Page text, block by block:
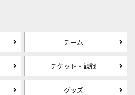
チーム
チケット・観戦
グッズ